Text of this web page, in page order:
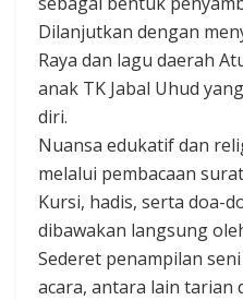
Dilanjutkan dengan
Raya dan lagu daerah
anak TK Jabal Uhud
diri.
Nuansa edukatif dan
melalui pembacaan
Kursi, hadis, serta doa-
dibawakan langsung
Sederet penampilan
acara, antara lain tarian